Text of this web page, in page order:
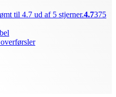
til 4.7 ud af 5 stjerner.4.7375